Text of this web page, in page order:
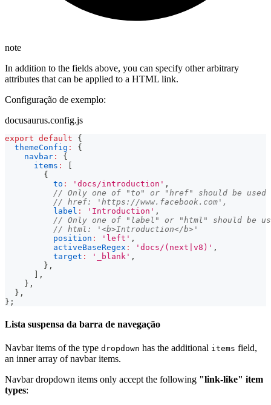
note
In addition to the fields above, you can specify other arbitrary
attributes that can be applied to a HTML link.
Configuração de exemplo:
docusaurus.config.js
export default
{
themeConfig :
{
navbar :
{
items :
[
{
to : 'docs/introduction' ,
// Only one of "to" or "href" should be used
// href: 'https://www.facebook.com',
label : 'Introduction' ,
// Only one of "label" or "html" should be
// html: '<b>Introduction</b>'
position : 'left' ,
activeBaseRegex : 'docs/(next|v8)' ,
target : '_blank' ,
} ,
] ,
} ,
} ,
} ;
Lista suspensa da barra de navegação
Navbar items of the type dropdown has the additional items field,
an inner array of navbar items.
Navbar dropdown items only accept the following "link-like" item
types: